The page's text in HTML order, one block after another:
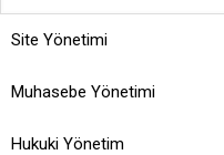
Site Yönetimi
Muhasebe Yönetimi
Hukuki Yönetim